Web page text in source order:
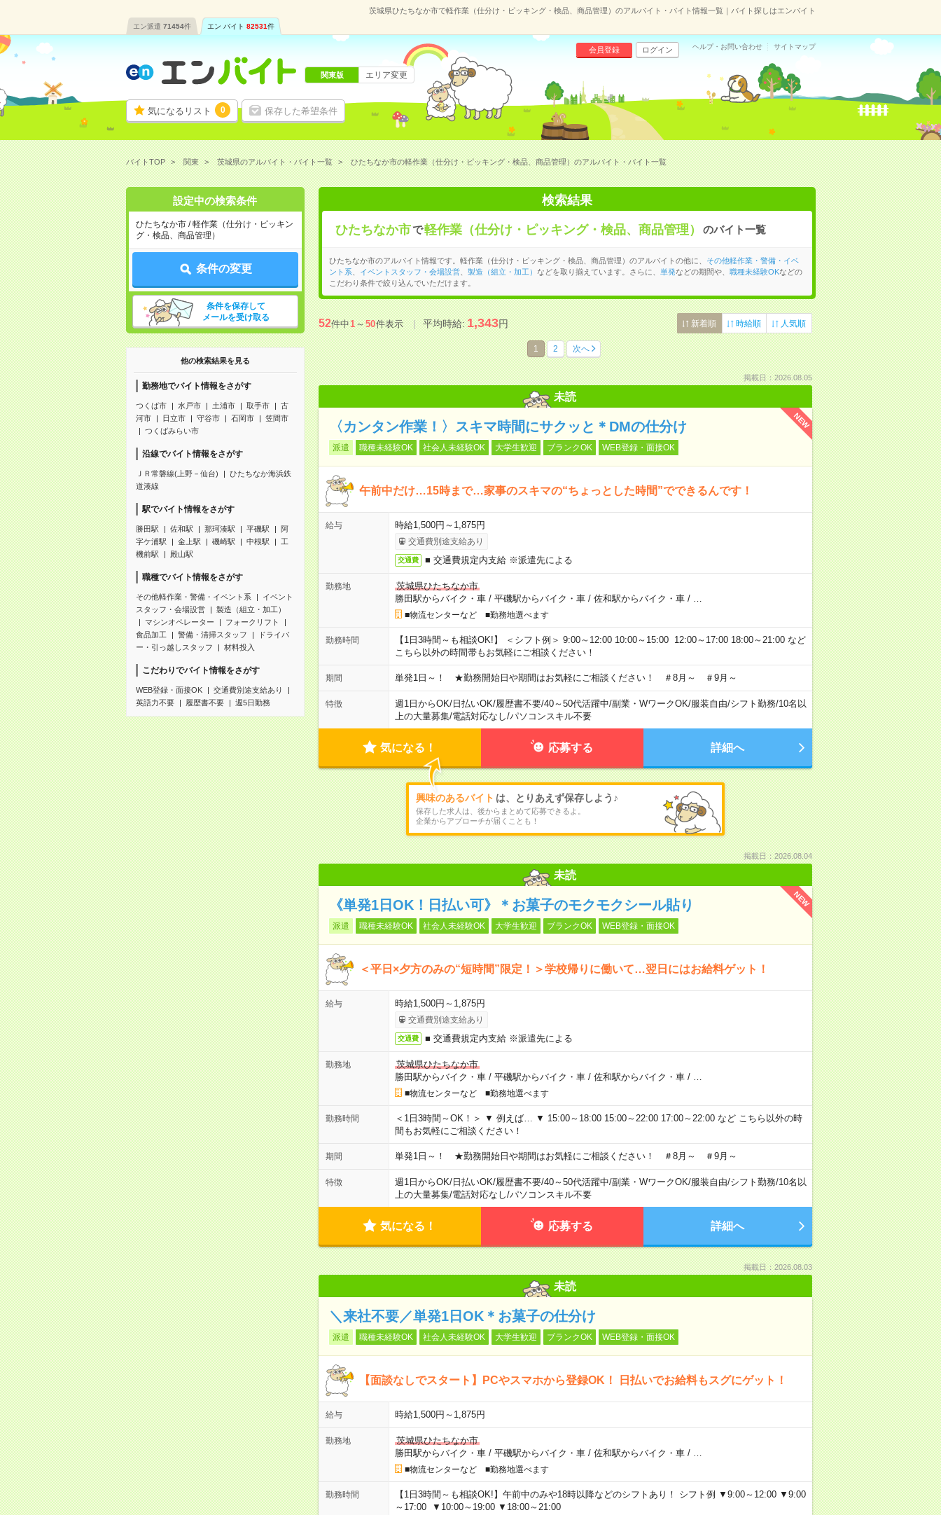
茨城県ひたちなか市で軽作業（仕分け・ピッキング・検品、商品管理）のアルバイト・バイト情報一覧｜バイト探しはエンバイト
エン派遣 71454件 エン バイト 82531件
気になるリスト 0 保存した希望条件
会員登録 ログイン ヘルプ・お問い合わせ サイトマップ
関東版 エリア変更
バイトTOP 関東 茨城県のアルバイト・バイト一覧 ひたちなか市の軽作業（仕分け・ピッキング・検品、商品管理）のアルバイト・バイト一覧
設定中の検索条件
ひたちなか市 / 軽作業（仕分け・ピッキン
グ・検品、商品管理）
条件の変更
条件を保存して
メールを受け取る
他の検索結果を見る
勤務地でバイト情報をさがす
つくば市 水戸市 土浦市 取手市
古
河市
日立市 守谷市 石岡市
笠間市
つくばみらい市
沿線でバイト情報をさがす
ＪＲ常磐線(上野－仙台)
ひたちなか海浜鉄
道湊線
駅でバイト情報をさがす
勝田駅 佐和駅 那珂湊駅 平磯駅
阿
字ケ浦駅
金上駅 磯崎駅 中根駅
工
機前駅
殿山駅
職種でバイト情報をさがす
その他軽作業・警備・イベント系
イベント
スタッフ・会場設営
製造（組立・加工）
マシンオペレーター
フォークリフト
食品加工
警備・清掃スタッフ
ドライバ
ー・引っ越しスタッフ
材料投入
こだわりでバイト情報をさがす
WEB登録・面接OK
交通費別途支給あり
英語力不要
履歴書不要 週5日勤務
検索結果
ひたちなか市で軽作業（仕分け・ピッキング・検品、商品管理） のバイト一覧
ひたちなか市のアルバイト情報です。軽作業（仕分け・ピッキング・検品、商品管理）のアルバイトの他に、
その他軽作業・警備・イベ
ント系
イベントスタッフ・会場設営、 製造（組立・加工） などを取り揃えています。さらに、 単発などの期間や、 職種未経験OKなどの
こだわり条件で絞り込んでいただけます。
52件中1～50件表示 平均時給:1,343円 新着順 時給順 人気順
1 2 次へ
掲載日：2026.08.05
未読
NEW
〈カンタン作業！〉スキマ時間にサクッと＊DMの仕分け
派遣 職種未経験OK 社会人未経験OK 大学生歓迎 ブランクOK WEB登録・面接OK
午前中だけ…15時まで…家事のスキマの“ちょっとした時間”でできるんです！
給与 時給1,500円～1,875円
交通費別途支給あり
交通費 ■ 交通費規定内支給 ※派遣先による
勤務地
茨城県ひたちなか市
勝田駅からバイク・車/ 平磯駅からバイク・車/ 佐和駅からバイク・車/
■物流センターなど ■勤務地選べます
勤務時間
【1日3時間～も相談OK!】 ＜シフト例＞ 9:00～12:00 10:00～15:00 12:00～17:00 18:00～21:00 など
こちら以外の時間帯もお気軽にご相談ください！
期間 単発1日～！ ★勤務開始日や期間はお気軽にご相談ください！ ＃8月～ ＃9月～
特徴 週1日からOK/日払いOK/履歴書不要/40～50代活躍中/副業・WワークOK/服装自由/シフト勤務/10名以
上の大量募集/電話対応なし/パソコンスキル不要
気になる！ 応募する 詳細へ
興味のあるバイト は、とりあえず保存しよう♪
保存した求人は、後からまとめて応募できるよ。
企業からアプローチが届くことも！
掲載日：2026.08.04
未読
NEW
《単発1日OK！日払い可》＊お菓子のモクモクシール貼り
派遣 職種未経験OK 社会人未経験OK 大学生歓迎 ブランクOK WEB登録・面接OK
＜平日×夕方のみの“短時間”限定！＞学校帰りに働いて…翌日にはお給料ゲット！
給与 時給1,500円～1,875円
交通費別途支給あり
交通費 ■ 交通費規定内支給 ※派遣先による
勤務地
茨城県ひたちなか市
勝田駅からバイク・車/ 平磯駅からバイク・車/ 佐和駅からバイク・車/
■物流センターなど ■勤務地選べます
勤務時間
＜1日3時間～OK！＞ ▼ 例えば… ▼ 15:00～18:00 15:00～22:00 17:00～22:00 など こちら以外の時
間もお気軽にご相談ください！
期間 単発1日～！ ★勤務開始日や期間はお気軽にご相談ください！ ＃8月～ ＃9月～
特徴 週1日からOK/日払いOK/履歴書不要/40～50代活躍中/副業・WワークOK/服装自由/シフト勤務/10名以
上の大量募集/電話対応なし/パソコンスキル不要
気になる！ 応募する 詳細へ
掲載日：2026.08.03
未読
＼来社不要／単発1日OK＊お菓子の仕分け
派遣 職種未経験OK 社会人未経験OK 大学生歓迎 ブランクOK WEB登録・面接OK
【面談なしでスタート】PCやスマホから登録OK！ 日払いでお給料もスグにゲット！
給与 時給1,500円～1,875円
勤務地
茨城県ひたちなか市
勝田駅からバイク・車/ 平磯駅からバイク・車/ 佐和駅からバイク・車/
■物流センターなど ■勤務地選べます
勤務時間
【1日3時間～も相談OK!】午前中のみや18時以降などのシフトあり！ シフト例 ▼9:00～12:00 ▼9:00
～17:00 ▼10:00～19:00 ▼18:00～21:00